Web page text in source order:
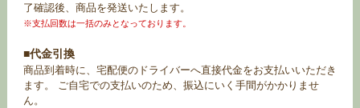
了確認後、商品を発送いたします。
※支払回数は一括のみとなっております。
■代金引換
商品到着時に、宅配便のドライバーへ直接代金をお支払いいただき
ます。 ご自宅での支払いのため、振込にいく手間がかかりませ
ん。